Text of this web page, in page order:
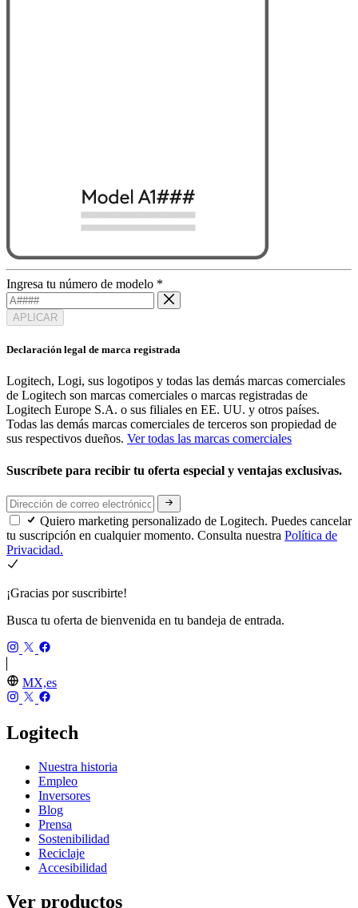
Ingresa tu número de modelo *
APLICAR
Declaración legal de marca registrada
Logitech, Logi, sus logotipos y todas las demás marcas comerciales
de Logitech son marcas comerciales o marcas registradas de
Logitech Europe S.A. o sus filiales en EE. UU. y otros países.
Todas las demás marcas comerciales de terceros son propiedad de
sus respectivos dueños. Ver todas las marcas comerciales
Suscríbete para recibir tu oferta especial y ventajas exclusivas.
Quiero marketing personalizado de Logitech. Puedes cancelar
tu suscripción en cualquier momento. Consulta nuestra Política de
Privacidad.
¡Gracias por suscribirte!
Busca tu oferta de bienvenida en tu bandeja de entrada.
MX,es
Logitech
Nuestra historia
Empleo
Inversores
Blog
Prensa
Sostenibilidad
Reciclaje
Accesibilidad
Ver productos